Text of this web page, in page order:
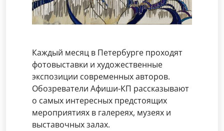
Каждый месяц в Петербурге проходят
фотовыставки и художественные
экспозиции современных авторов.
Обозреватели Афиши-КП рассказывают
о самых интересных предстоящих
мероприятиях в галереях, музеях и
выставочных залах.